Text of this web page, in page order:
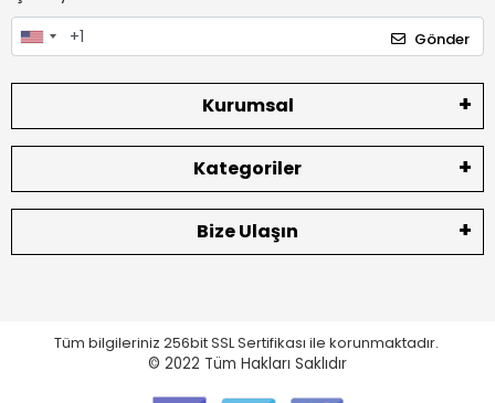
Gönder
Kurumsal
Kategoriler
Bize Ulaşın
Tüm bilgileriniz 256bit SSL Sertifikası ile korunmaktadır.
© 2022 Tüm Hakları Saklıdır